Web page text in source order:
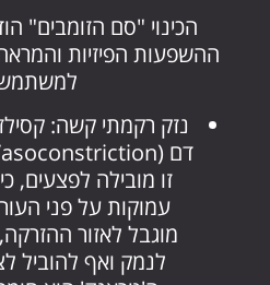
הכינוי "סם הזומבים"
ההשפעות הפיזיות
נזק רקמתי קשה:
זו מובילה לפצעים,
עמוקות על פני
מוגבל לאזור
לנמק ואף להוביל